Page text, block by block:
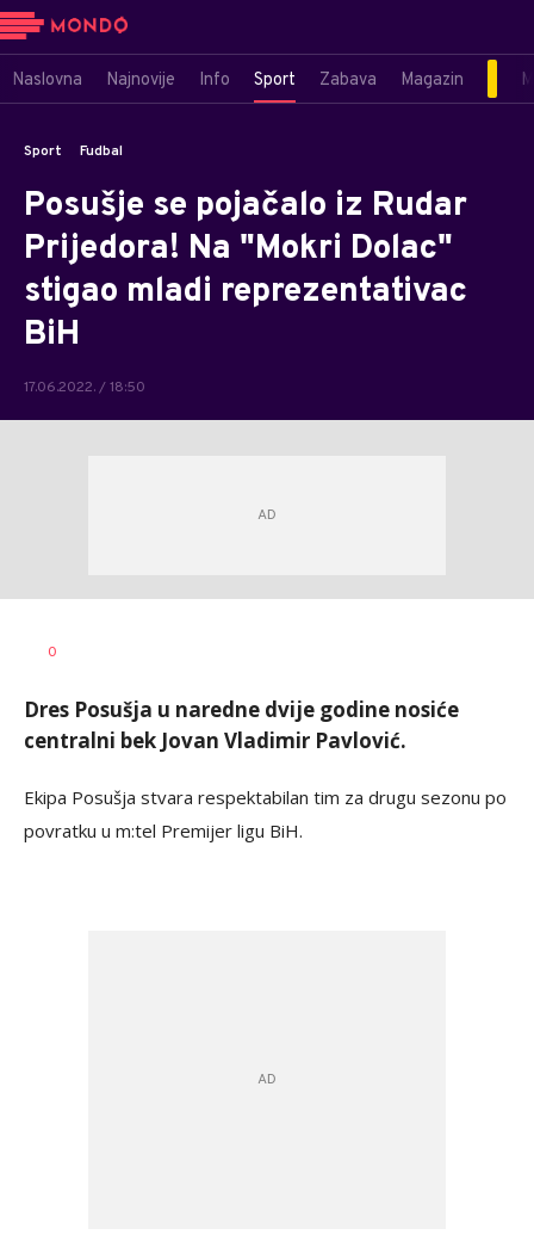
Naslovna Najnovije Info Sport Zabava Magazin
Sport Fudbal
Posušje se pojačalo iz Rudar
Prijedora! Na "Mokri Dolac"
stigao mladi reprezentativac
BiH
17.06.2022. / 18:50
AUTOR
0
Dres Posušja u naredne dvije godine nosiće
centralni bek Jovan Vladimir Pavlović.
Ekipa Posušja stvara respektabilan tim za drugu sezonu po
povratku u m:tel Premijer ligu BiH.